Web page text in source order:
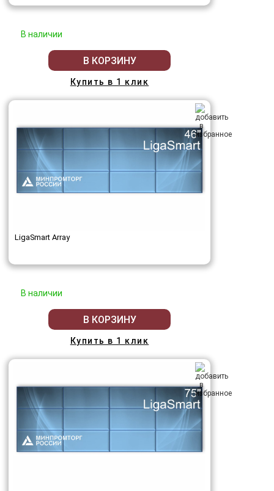
В наличии
В КОРЗИНУ
Купить в 1 клик
LigaSmart Array
В наличии
В КОРЗИНУ
Купить в 1 клик